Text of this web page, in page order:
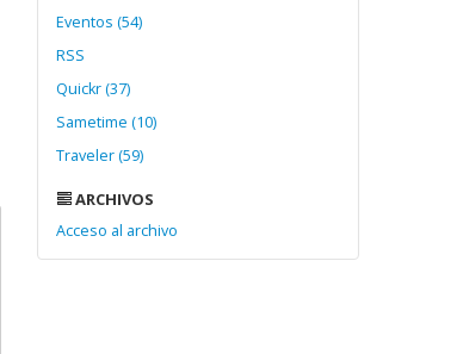
Eventos (54)
RSS
Quickr (37)
Sametime (10)
Traveler (59)
ARCHIVOS
Acceso al archivo